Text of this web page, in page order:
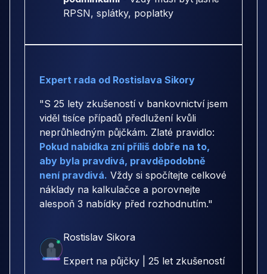
RPSN, splátky, poplatky
Expert rada od Rostislava Sikory
"S 25 lety zkušeností v bankovnictví jsem
viděl tisíce případů předlužení kvůli
neprůhledným půjčkám. Zlaté pravidlo:
Pokud nabídka zní příliš dobře na to,
aby byla pravdivá, pravděpodobně
není pravdivá. Vždy si spočítejte celkové
náklady na kalkulačce a porovnejte
alespoň 3 nabídky před rozhodnutím."
Rostislav Sikora
Expert na půjčky | 25 let zkušeností